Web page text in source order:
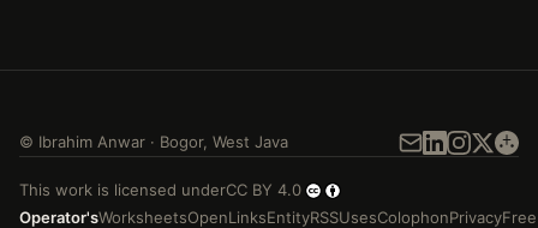
© Ibrahim Anwar · Bogor, West Java
This work is licensed underCC BY 4.0
Operator'sWorksheetsOpenLinksEntityRSSUsesColophonPrivacyFree